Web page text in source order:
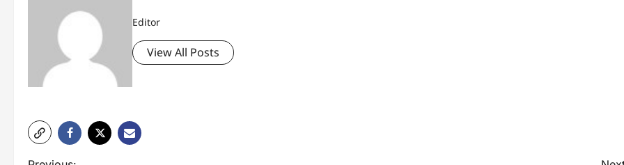
Editor
View All Posts